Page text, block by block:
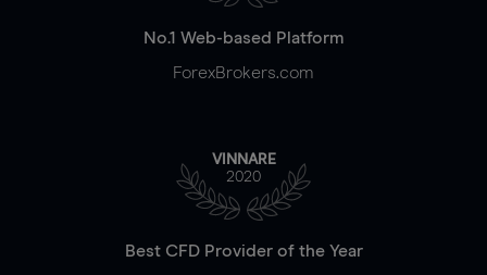
No.1 Web-based Platform
ForexBrokers.com
VINNARE
2020
Best CFD Provider of the Year